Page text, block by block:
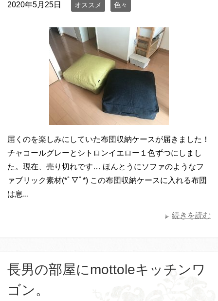
2020年5月25日 オススメ 色々
届くのを楽しみにしていた布団収納ケースが届きました！
チャコールグレーとシトロンイエロー１色ずつにしまし
た。現在、売り切れです… ほんとうにソファのようなフ
ァブリック素材(*ﾟ▽ﾟ*) この布団収納ケースに入れる布団
は息...
続きを読む
長男の部屋にmottoleキッチンワ
ゴン。